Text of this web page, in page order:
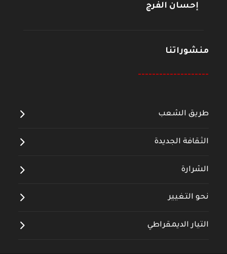
إحسان الفرج
منشوراتنا
--------------------
طريق الشعب
الثقافة الجديدة
الشرارة
نحو التغيير
التيار الديمقراطي